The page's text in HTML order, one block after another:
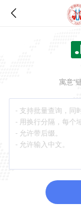
寓意“